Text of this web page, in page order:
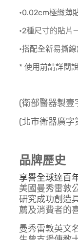
•0.02cm極緻薄
•2種尺寸的貼片
•搭配全新易撕
* 使用前請詳閱
(衛部醫器製
(北市衛器廣字
品牌歷史
享譽全球達百
美國曼秀雷敦
研究成功創造
薦及消費者的
曼秀雷敦英文